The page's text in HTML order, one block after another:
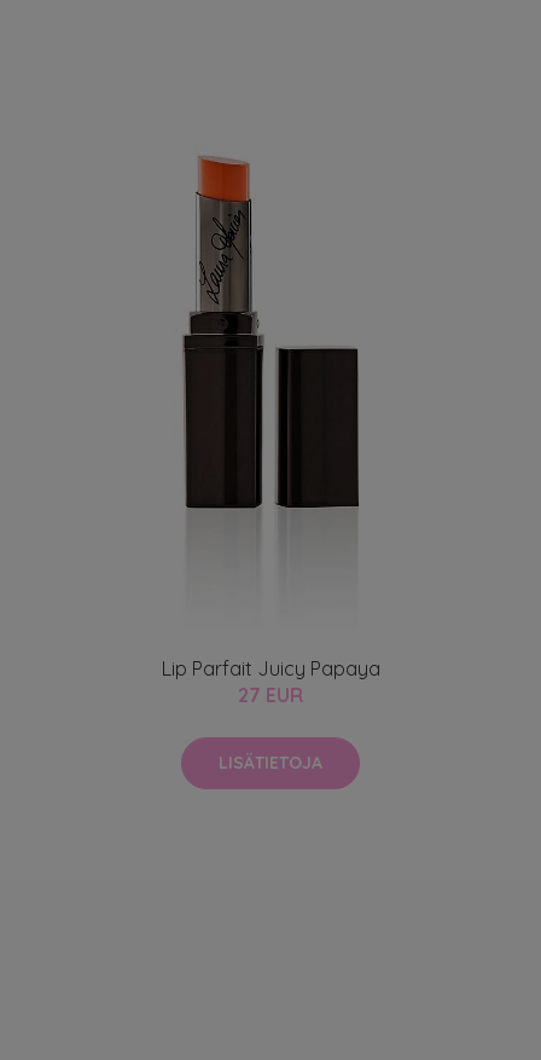
Lip Parfait Juicy Papaya
27 EUR
LISÄTIETOJA